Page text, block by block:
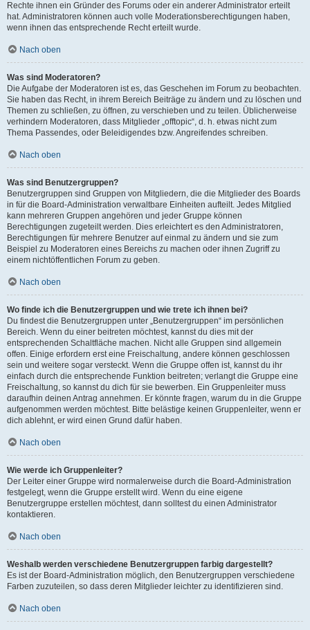
Rechte ihnen ein Gründer des Forums oder ein anderer Administrator erteilt
hat. Administratoren können auch volle Moderationsberechtigungen haben,
wenn ihnen das entsprechende Recht erteilt wurde.
Nach oben
Was sind Moderatoren?
Die Aufgabe der Moderatoren ist es, das Geschehen im Forum zu beobachten.
Sie haben das Recht, in ihrem Bereich Beiträge zu ändern und zu löschen und
Themen zu schließen, zu öffnen, zu verschieben und zu teilen. Üblicherweise
verhindern Moderatoren, dass Mitglieder „offtopic“, d. h. etwas nicht zum
Thema Passendes, oder Beleidigendes bzw. Angreifendes schreiben.
Nach oben
Was sind Benutzergruppen?
Benutzergruppen sind Gruppen von Mitgliedern, die die Mitglieder des Boards
in für die Board-Administration verwaltbare Einheiten aufteilt. Jedes Mitglied
kann mehreren Gruppen angehören und jeder Gruppe können
Berechtigungen zugeteilt werden. Dies erleichtert es den Administratoren,
Berechtigungen für mehrere Benutzer auf einmal zu ändern und sie zum
Beispiel zu Moderatoren eines Bereichs zu machen oder ihnen Zugriff zu
einem nichtöffentlichen Forum zu geben.
Nach oben
Wo finde ich die Benutzergruppen und wie trete ich ihnen bei?
Du findest die Benutzergruppen unter „Benutzergruppen“ im persönlichen
Bereich. Wenn du einer beitreten möchtest, kannst du dies mit der
entsprechenden Schaltfläche machen. Nicht alle Gruppen sind allgemein
offen. Einige erfordern erst eine Freischaltung, andere können geschlossen
sein und weitere sogar versteckt. Wenn die Gruppe offen ist, kannst du ihr
einfach durch die entsprechende Funktion beitreten; verlangt die Gruppe eine
Freischaltung, so kannst du dich für sie bewerben. Ein Gruppenleiter muss
daraufhin deinen Antrag annehmen. Er könnte fragen, warum du in die Gruppe
aufgenommen werden möchtest. Bitte belästige keinen Gruppenleiter, wenn er
dich ablehnt, er wird einen Grund dafür haben.
Nach oben
Wie werde ich Gruppenleiter?
Der Leiter einer Gruppe wird normalerweise durch die Board-Administration
festgelegt, wenn die Gruppe erstellt wird. Wenn du eine eigene
Benutzergruppe erstellen möchtest, dann solltest du einen Administrator
kontaktieren.
Nach oben
Weshalb werden verschiedene Benutzergruppen farbig dargestellt?
Es ist der Board-Administration möglich, den Benutzergruppen verschiedene
Farben zuzuteilen, so dass deren Mitglieder leichter zu identifizieren sind.
Nach oben